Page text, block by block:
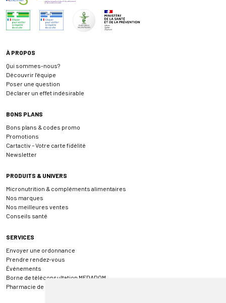
À PROPOS
Qui sommes-nous?
Découvrir l’équipe
Poser une question
Déclarer un effet indésirable
BONS PLANS
Bons plans & codes promo
Promotions
Cartactiv – Votre carte fidélité
Newsletter
PRODUITS & UNIVERS
Micronutrition & compléments alimentaires
Nos marques
Nos meilleures ventes
Conseils santé
SERVICES
Envoyer une ordonnance
Prendre rendez-vous
Événements
Borne de téléconsultation MEDADOM
Pharmacie de garde